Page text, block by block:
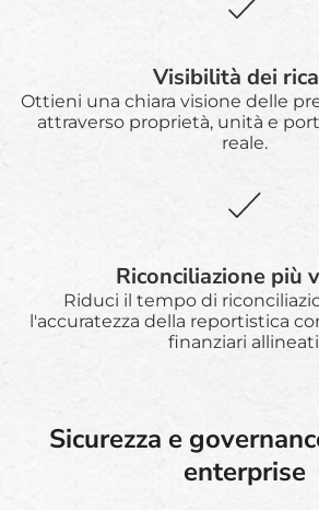
Visibilità dei
Ottieni una chiara visione delle
attraverso proprietà, unità e
reale.
Riconciliazione più
Riduci il tempo di
l'accuratezza della reportistica
finanziari
Sicurezza e
enterprise